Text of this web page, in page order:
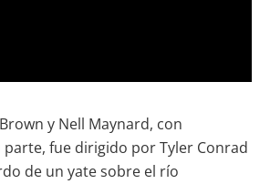
y Nell Maynard, con
parte, fue dirigido por Tyler Conrad
de un yate sobre el río